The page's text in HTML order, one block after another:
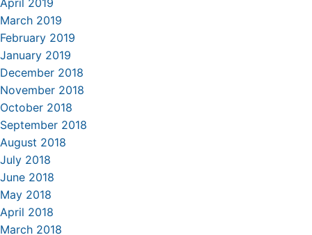
April 2019
March 2019
February 2019
January 2019
December 2018
November 2018
October 2018
September 2018
August 2018
July 2018
June 2018
May 2018
April 2018
March 2018